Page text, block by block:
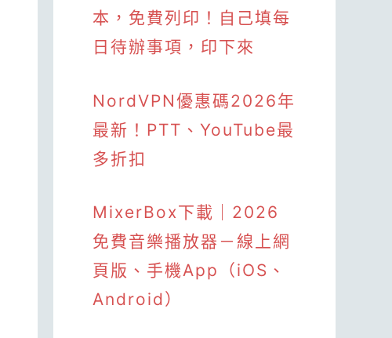
本，免費列印！自己填每
日待辦事項，印下來
NordVPN優惠碼2026年
最新！PTT、YouTube最
多折扣
MixerBox下載｜2026
免費音樂播放器－線上網
頁版、手機App（iOS、
Android）